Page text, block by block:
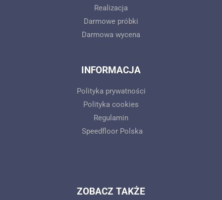
Realizacja
Darmowe próbki
Darmowa wycena
INFORMACJA
Polityka prywatności
Polityka cookies
Regulamin
Speedfloor Polska
ZOBACZ TAKŻE